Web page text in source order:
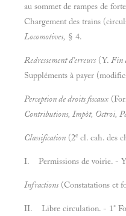
au sommet de rampes de
Chargement des trains
Locomotives, § 4.
Redressement d'erreurs (Y. Fin
Suppléments à payer
Perception de droits fiscaux
Contributions, Impôt, Octroi,
Classification (2e cl. cah. des
I. Permissions de voirie. -
Infractions (Constatations et
II. Libre circulation. - 1°